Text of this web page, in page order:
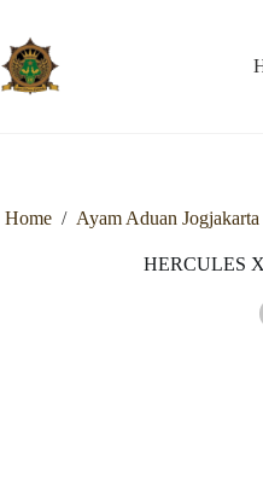
content
Home / Ayam Aduan Jogjakarta
HERCULES